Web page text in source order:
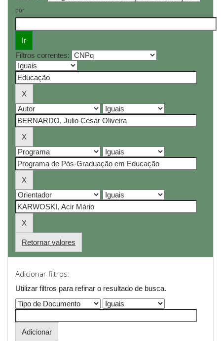
por
Filtros correntes:
Retornar valores
Adicionar filtros:
Utilizar filtros para refinar o resultado de busca.